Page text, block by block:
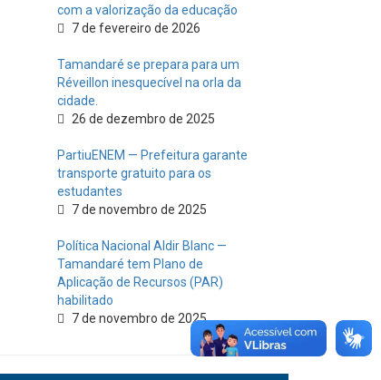
com a valorização da educação
7 de fevereiro de 2026
Tamandaré se prepara para um
Réveillon inesquecível na orla da
cidade.
26 de dezembro de 2025
PartiuENEM — Prefeitura garante
transporte gratuito para os
estudantes
7 de novembro de 2025
Política Nacional Aldir Blanc —
Tamandaré tem Plano de
Aplicação de Recursos (PAR)
habilitado
7 de novembro de 2025